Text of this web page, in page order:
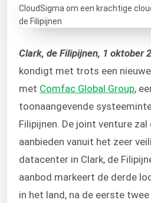
Clark, de Filipijnen, 1 oktober
kondigt met trots een
met Comfac Global Group,
toonaangevende
Filipijnen. De joint venture
aanbieden vanuit het zeer
datacenter in Clark, de
aanbod markeert de derde
in het land, na de eerste